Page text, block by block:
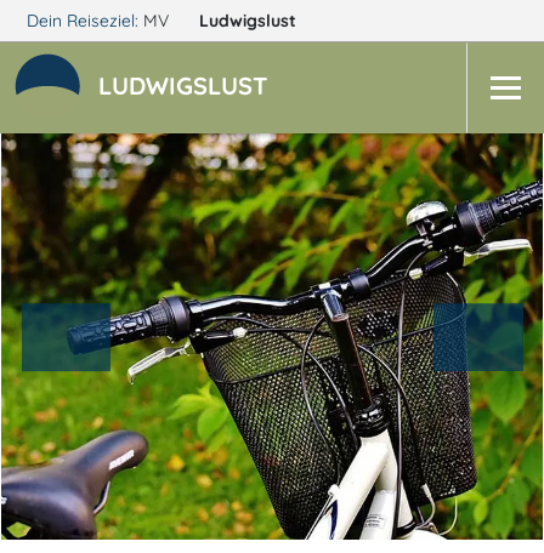
Dein Reiseziel: MV Ludwigslust
LUDWIGSLUST